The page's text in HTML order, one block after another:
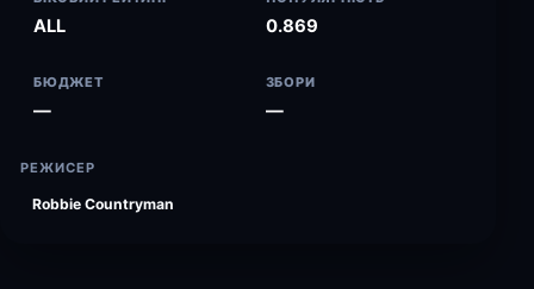
ALL 0.869
БЮДЖЕТ
—
ЗБОРИ
—
РЕЖИСЕР
Robbie Countryman